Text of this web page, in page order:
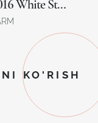
NK-8016 White Stream
KO'RISH